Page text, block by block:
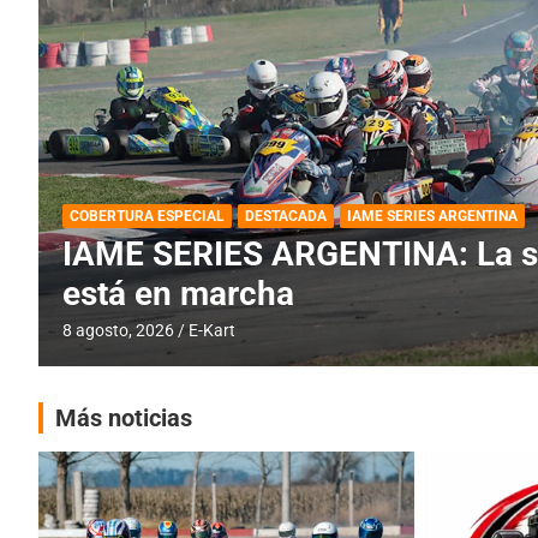
BREVES DESTACADA IAME SERIES ARGENTINA PRÓXIMA
IAME SERIES ARGENTINA:
fecha especial con Invitados
6 agosto, 2026 E-Kart
Más noticias